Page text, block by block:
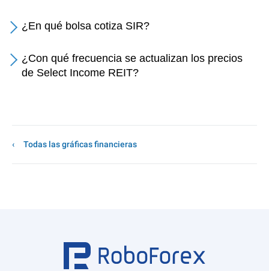
¿En qué bolsa cotiza SIR?
¿Con qué frecuencia se actualizan los precios
de Select Income REIT?
Todas las gráficas financieras